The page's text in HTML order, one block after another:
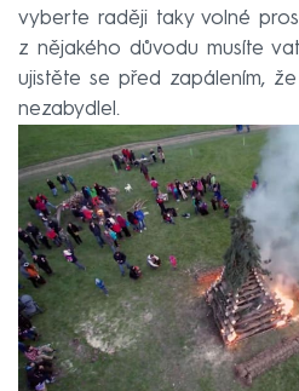
vyberte raději taky volné
z nějakého důvodu musíte
ujistěte se před zapálením,
nezabydlel.